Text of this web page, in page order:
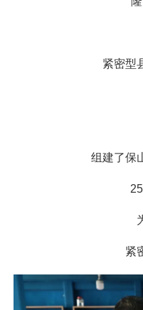
紧密型县
组建了保山
25
为
紧密